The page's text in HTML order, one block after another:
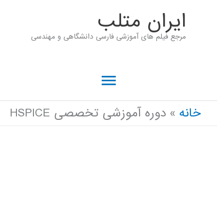
ايران متلب
مرجع فیلم های آموزشی فارسی دانشگاهی و مهندسی
فهرست
اصلی
خانه دوره آموزشی تخصصی HSPICE